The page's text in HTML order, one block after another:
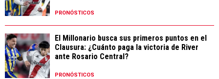
PRONÓSTICOS
El Millonario busca sus primeros puntos en el
Clausura: ¿Cuánto paga la victoria de River
ante Rosario Central?
PRONÓSTICOS